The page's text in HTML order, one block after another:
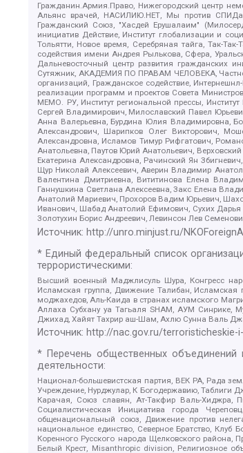
Гражданин.Армия.Право, Нижегородский центр
Альянс врачей, НАСИЛИЮ.НЕТ, Мы против СПИДа,
Гражданский Союз, "Хасдей Ерушалаим"
инициатив Действие, Институт глобализации и
Тольятти, Новое время, Серебряная тайга, Так-
содействия имени Андрея Рылькова, Сфера,
Дальневосточный центр развития гражданских
Сутяжник, АКАДЕМИЯ ПО ПРАВАМ ЧЕЛОВЕКА, Частное
организаций, Гражданское содействие,
реализации программ и проектов Совета
МЕМО. РУ, Институт региональной прессы,
Сергей Владимирович, Милославский Павел
Анна Валерьевна, Бурдина Юлия Владимировна,
Александрович, Шарипков Олег Викторович,
Александровна, Исламов Тимур Рифгатович,
Анатольевна, Паутов Юрий Анатольевич,
Екатерина Александровна, Рачинский Ян
Щур Николай Алексеевич, Аверин Владимир
Валентина Дмитриевна, Вититинова Елена
Ганнушкина Светлана Алексеевна, Закс Елена
Анатолий Мариевич, Прохоров Вадим Юрьевич,
Иванович, Шабад Анатолий Ефимович, Сухих
Золотухин Борис Андреевич, Левинсон Лев
Источник: http://unro.minjust.ru/
* Единый федеральный список
террористическими:
Высший военный Маджлисуль Шура, Конгресс
Исламская группа, Движение Талибан,
моджахедов, Аль-Каида в странах исламского
Аллаха Субхану уа Тагьаля SHAM, АУМ Синрике,
Джихад, Хайят Тахрир аш-Шам, Ахлю Сунна Валь
Источник: http://nac.gov.ru/terroristicheskie-
* Перечень общественных объединений
деятельности:
Национал-большевистская партия, ВЕК РА, Рада
Учреждение, Нурджулар, К Богодержавию, Таблиги
Карачая, Союз славян, Ат-Такфир Валь-Хиджра,
Социалистическая Инициатива города
общенациональный союз, Движение против
национальное единство, Северное Братство,
Коренного Русского народа Щелковского района,
Белый Крест, Misanthropic division, Религиозное